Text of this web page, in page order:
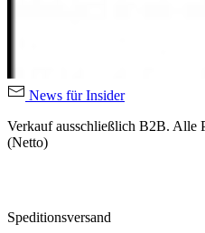
News für Insider
Verkauf ausschließlich B2B. Alle
(Netto)
Speditionsversand